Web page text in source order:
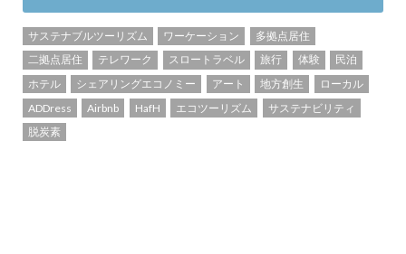
サステナブルツーリズム ワーケーション
多拠点居住
二拠点居住
テレワーク スロートラベル 旅行 体験
民泊
ホテル
シェアリングエコノミー アート 地方創生
ローカル
ADDress
Airbnb HafH エコツーリズム
サステナビリティ
脱炭素